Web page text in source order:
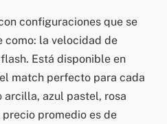
configuraciones que se
como: la velocidad de
Está disponible en
match perfecto para cada
azul pastel, rosa
promedio es de